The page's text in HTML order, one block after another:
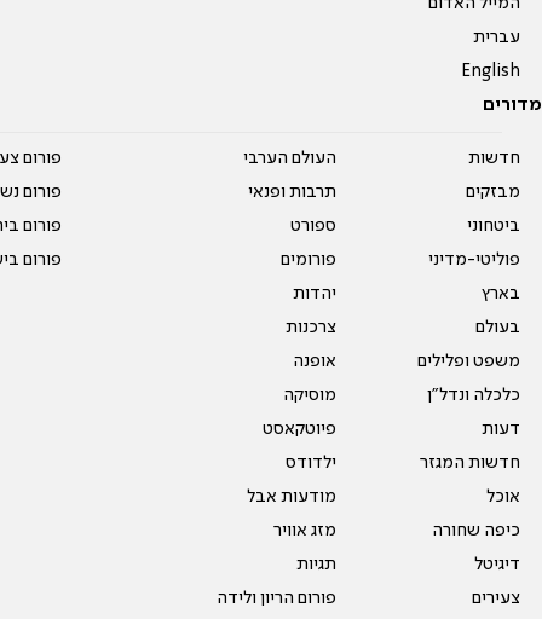
המייל האדום
עברית
English
מדורים
חדשות
מבזקים
ביטחוני
פוליטי-מדיני
בארץ
בעולם
משפט ופלילים
כלכלה ונדל"ן
דעות
חדשות המגזר
אוכל
כיפה שחורה
דיגיטל
צעירים
העולם הערבי
תרבות ופנאי
ספורט
פורומים
יהדות
צרכנות
אופנה
מוסיקה
פיוטקאסט
ילדודס
מודעות אבל
מזג אוויר
תגיות
פורום הריון ולידה
פורום
פורום
פורום
פורום